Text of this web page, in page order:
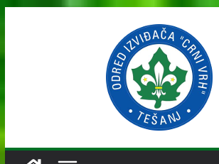
content